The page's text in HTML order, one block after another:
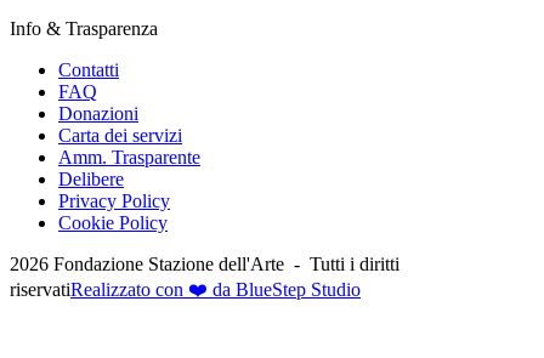
Info & Trasparenza
Contatti
FAQ
Donazioni
Carta dei servizi
Amm. Trasparente
Delibere
Privacy Policy
Cookie Policy
2026 Fondazione Stazione dell'Arte - Tutti i diritti
riservatiRealizzato con ❤️ da BlueStep Studio